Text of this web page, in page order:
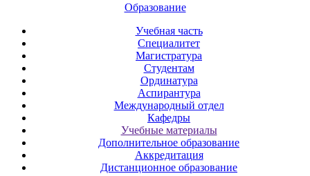
Образование
Учебная часть
Специалитет
Магистратура
Студентам
Ординатура
Аспирантура
Международный отдел
Кафедры
Учебные материалы
Дополнительное образование
Аккредитация
Дистанционное образование